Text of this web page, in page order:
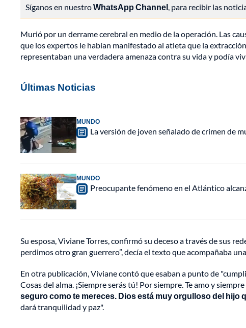
Síganos en nuestroWhatsApp Channel, para recibir las
Murió por un derrame cerebral en medio de la operación. Las
que los expertos le habían manifestado al atleta que la
representaban una verdadera amenaza contra su vida y podía
Últimas Noticias
MUNDO
La versión de joven señalado de crimen de
MUNDO
Preocupante fenómeno en el Atlántico
Su esposa, Viviane Torres, confirmó su deceso a través de sus
perdimos otro gran guerrero”, decía el texto que acompañaba
En otra publicación, Viviane contó que esaban a punto de
Cosas del alma. ¡Siempre serás tú! Por siempre. Te amo y
seguro como te mereces. Dios está muy orgulloso del hijo
dará tranquilidad y paz".